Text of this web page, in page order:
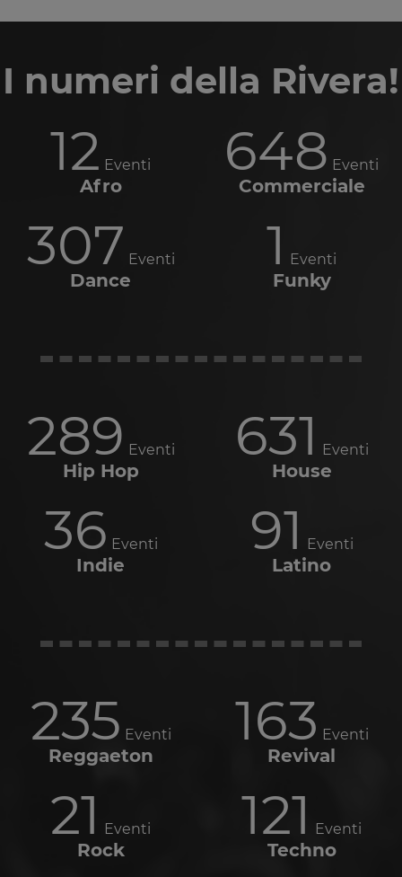
I numeri della Rivera!
12 Eventi
Afro
648 Eventi
Commerciale
307 Eventi
Dance
1 Eventi
Funky
289 Eventi
Hip Hop
631 Eventi
House
36 Eventi
Indie
91 Eventi
Latino
235 Eventi
Reggaeton
163 Eventi
Revival
21 Eventi
Rock
121 Eventi
Techno